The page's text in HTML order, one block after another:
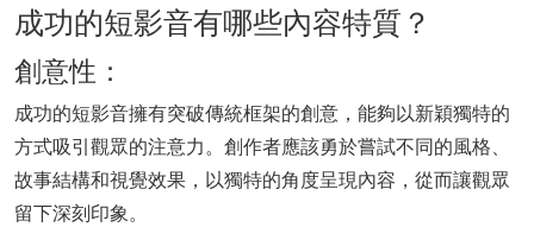
成功的短影音有哪些內容特質？
創意性：
成功的短影音擁有突破傳統框架的創意，能夠以新穎獨特的
方式吸引觀眾的注意力。創作者應該勇於嘗試不同的風格、
故事結構和視覺效果，以獨特的角度呈現內容，從而讓觀眾
留下深刻印象。